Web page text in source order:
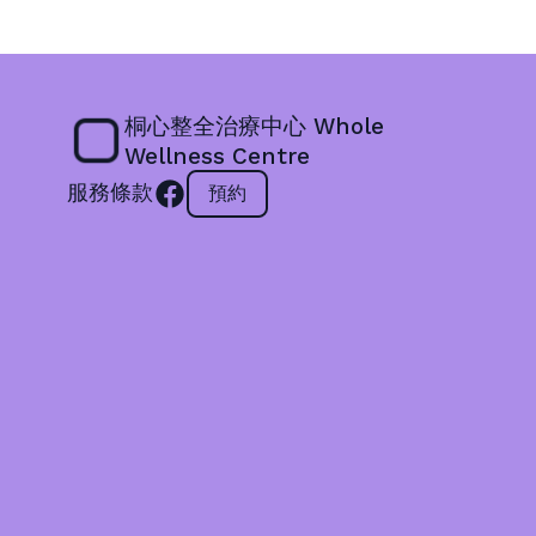
桐心整全治療中心 Whole
Wellness Centre
服務條款 預約